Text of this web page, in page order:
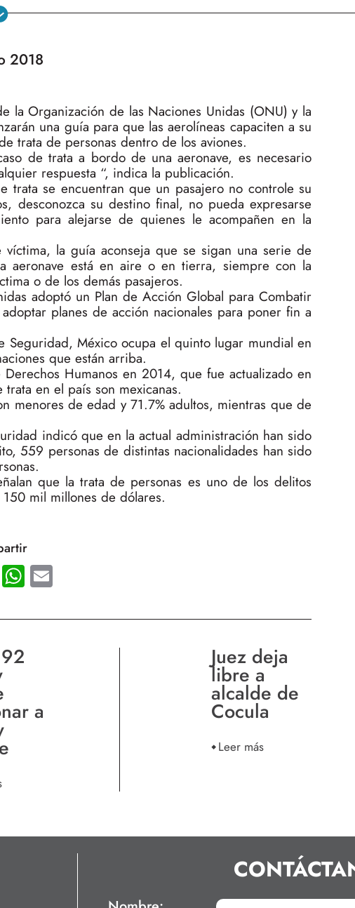
2018
la Organización de las Naciones Unidas (ONU) y la
una guía para que las aerolíneas capaciten a su
trata de personas dentro de los aviones.
de trata a bordo de una aeronave, es necesario
respuesta “, indica la publicación.
trata se encuentran que un pasajero no controle su
desconozca su destino final, no pueda expresarse
para alejarse de quienes le acompañen en la
la guía aconseja que se sigan una serie de
aeronave está en aire o en tierra, siempre con la
o de los demás pasajeros.
adoptó un Plan de Acción Global para Combatir
planes de acción nacionales para poner fin a
Seguridad, México ocupa el quinto lugar mundial en
que están arriba.
Humanos en 2014, que fue actualizado en
en el país son mexicanas.
menores de edad y 71.7% adultos, mientras que de
indicó que en la actual administración han sido
559 personas de distintas nacionalidades han sido
que la trata de personas es uno de los delitos
mil millones de dólares.
TwitterWhatsApp
a
Juez deja
libre a
alcalde de
Cocula
Leer más